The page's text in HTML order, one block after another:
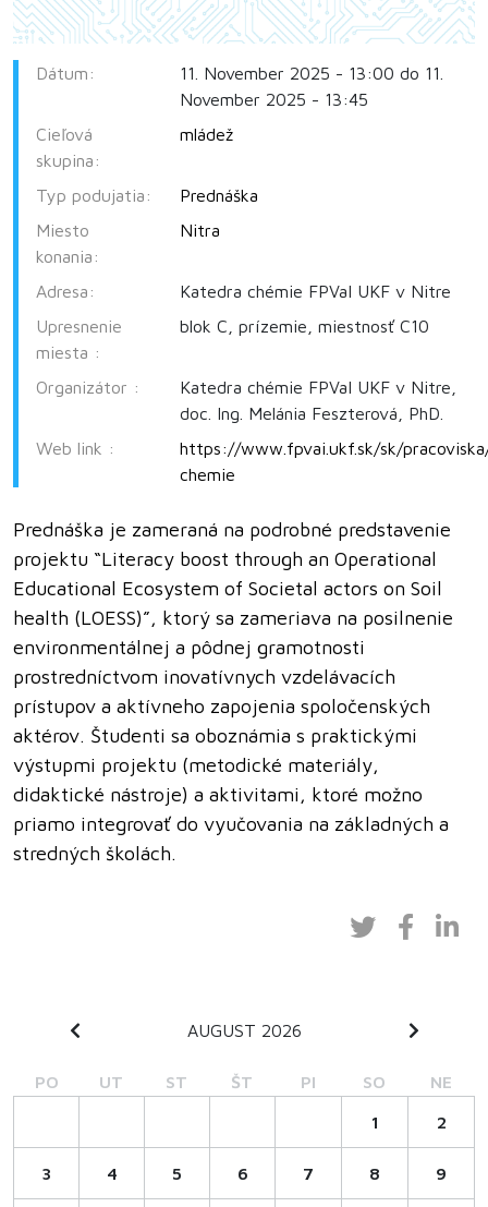
Dátum:
11. November 2025 - 13:00 do 11.
November 2025 - 13:45
Cieľová
skupina:
mládež
Typ podujatia:
Prednáška
Miesto
konania:
Nitra
Adresa:
Katedra chémie FPVaI UKF v Nitre
Upresnenie
miesta :
blok C, prízemie, miestnosť C10
Organizátor :
Katedra chémie FPVaI UKF v Nitre,
doc. Ing. Melánia Feszterová, PhD.
Web link :
https://www.fpvai.ukf.sk/sk/
chemie
Prednáška je zameraná na podrobné predstavenie
projektu “Literacy boost through an Operational
Educational Ecosystem of Societal actors on Soil
health (LOESS)”, ktorý sa zameriava na posilnenie
environmentálnej a pôdnej gramotnosti
prostredníctvom inovatívnych vzdelávacích
prístupov a aktívneho zapojenia spoločenských
aktérov. Študenti sa oboznámia s praktickými
výstupmi projektu (metodické materiály,
didaktické nástroje) a aktivitami, ktoré možno
priamo integrovať do vyučovania na základných a
stredných školách.
AUGUST 2026
PO UT ST ŠT PI SO NE
1 2
3 4 5 6 7 8 9